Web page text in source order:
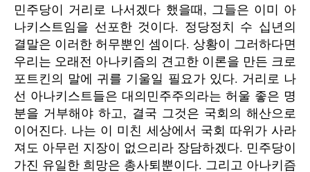
민주당이 거리로 나서겠다 했을때, 그들은 이미 아
나키스트임을 선포한 것이다. 정당정치 수 십년의
결말은 이러한 허무뿐인 셈이다. 상황이 그러하다면
우리는 오래전 아나키즘의 견고한 이론을 만든 크로
포트킨의 말에 귀를 기울일 필요가 있다. 거리로 나
선 아나키스트들은 대의민주주의라는 허울 좋은 명
분을 거부해야 하고, 결국 그것은 국회의 해산으로
이어진다. 나는 이 미친 세상에서 국회 따위가 사라
져도 아무런 지장이 없으리라 장담하겠다. 민주당이
가진 유일한 희망은 총사퇴뿐이다. 그리고 아나키즘